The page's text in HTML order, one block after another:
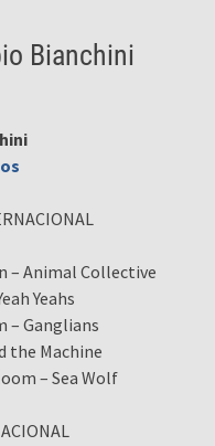
Bianchini
– Animal Collective
Yeahs
– Ganglians
the Machine
– Sea Wolf